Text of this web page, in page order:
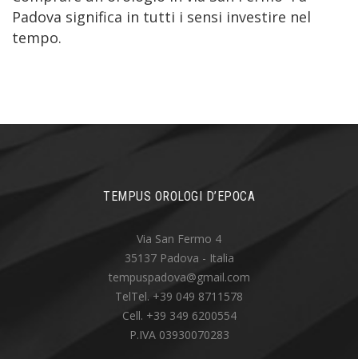
Padova significa in tutti i sensi investire nel
tempo.
TEMPUS OROLOGI D’EPOCA
Via San Fermo 4
35137 Padova - Italia
tempuspadova@gmail.com
TelTel. +39 049 8711578
Cell. +39 349 6200554
P.IVA 03930070283